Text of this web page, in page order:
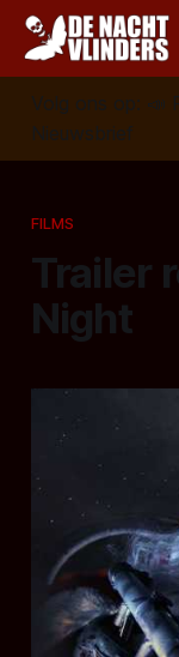
Volg ons op: 📣
Nieuwsbrief
FILMS
Trailer
Night